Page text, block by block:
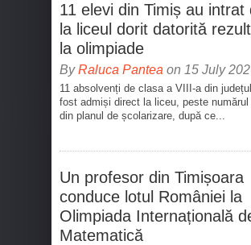
11 elevi din Timiș au intrat
la liceul dorit datorită
la olimpiade
ByRaluca Pantea on 15 July
11 absolvenți de clasa a VIII-a din
fost admiși direct la liceu, peste numărul
din planul de școlarizare, după ce...
Un profesor din Timișoara
conduce lotul României la
Olimpiada Internațională
Matematică